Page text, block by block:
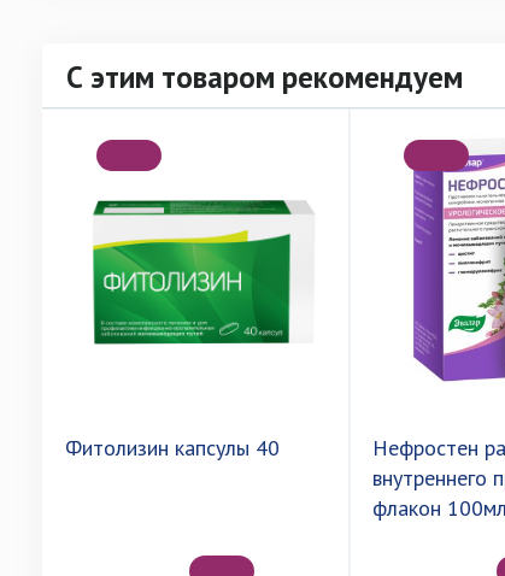
С этим товаром рекомендуем
Фитолизин капсулы 40
Нефростен
внутреннего
флакон